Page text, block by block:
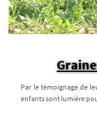
Par le témoignage de
enfants sont lumière